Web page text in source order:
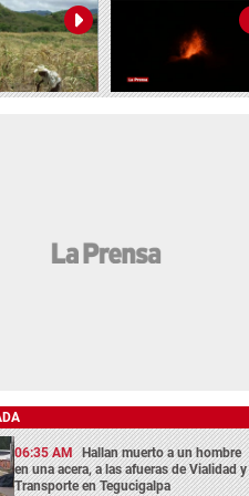
06:35 AM Hallan muerto a un hombre
en una acera, a las afueras de Vialidad y
Transporte en Tegucigalpa